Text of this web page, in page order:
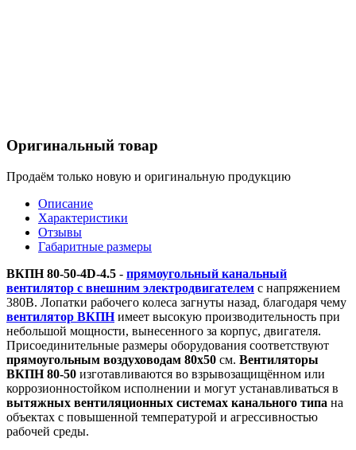
Оригинальный товар
Продаём только новую и оригинальную продукцию
Описание
Характеристики
Отзывы
Габаритные размеры
ВКПН 80-50-4D-4.5 - прямоугольный канальный
вентилятор с внешним электродвигателем с напряжением
380В. Лопатки рабочего колеса загнуты назад, благодаря чему
вентилятор ВКПНимеет высокую производительность при
небольшой мощности, вынесенного за корпус, двигателя.
Присоединительные размеры оборудования соответствуют
прямоугольным воздуховодам 80х50 см. Вентиляторы
ВКПН 80-50 изготавливаются во взрывозащищённом или
коррозионностойком исполнении и могут устанавливаться в
вытяжных вентиляционных системах канального типа на
объектах с повышенной температурой и агрессивностью
рабочей среды.